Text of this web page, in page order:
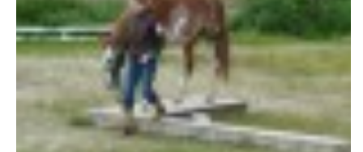
© 2026 eStránky.cz